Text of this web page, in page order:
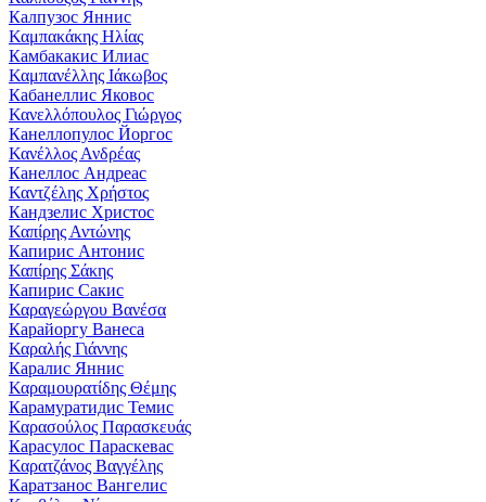
Калпузос Яннис
Καμπακάκης Ηλίας
Камбакакис Илиас
Καμπανέλλης Ιάκωβος
Кабанеллис Яковос
Κανελλόπουλος Γιώργος
Канеллопулос Йоргос
Κανέλλος Ανδρέας
Канеллос Андреас
Καντζέλης Χρήστος
Кандзелис Христос
Καπίρης Αντώνης
Капирис Антонис
Καπίρης Σάκης
Капирис Сакис
Καραγεώργου Βανέσα
Карайоргу Ванеса
Καραλής Γιάννης
Каралис Яннис
Καραμουρατίδης Θέμης
Карамуратидис Темис
Καρασούλος Παρασκευάς
Карасулос Параскевас
Καρατζάνος Βαγγέλης
Каратзанос Вангелис